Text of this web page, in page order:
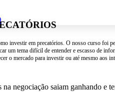
investir em precatórios. O nosso curso foi
um tema difícil de entender e escasso de
o mercado para investir ou até mesmo aos
negociação saiam ganhando e